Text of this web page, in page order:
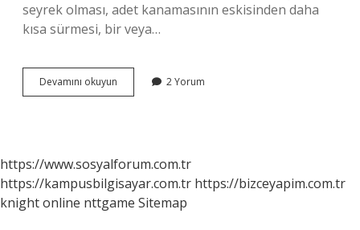
seyrek olması, adet kanamasının eskisinden daha
kısa sürmesi, bir veya…
Devamını okuyun Menopoz
Süreci
2 Yorum
https://www.sosyalforum.com.tr
https://kampusbilgisayar.com.tr https://bizceyapim.com.tr
knight online nttgame Sitemap